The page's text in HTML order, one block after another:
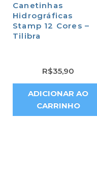
Canetinhas
Hidrográficas
Stamp 12 Cores –
Tilibra
R$35,90
ADICIONAR AO
CARRINHO